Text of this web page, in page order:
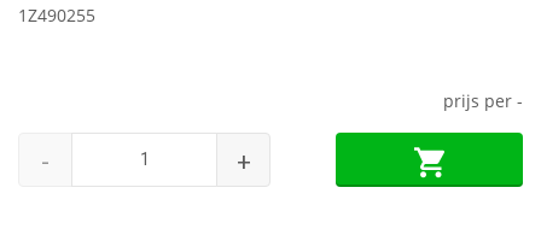
1Z490255
prijs per -
- +